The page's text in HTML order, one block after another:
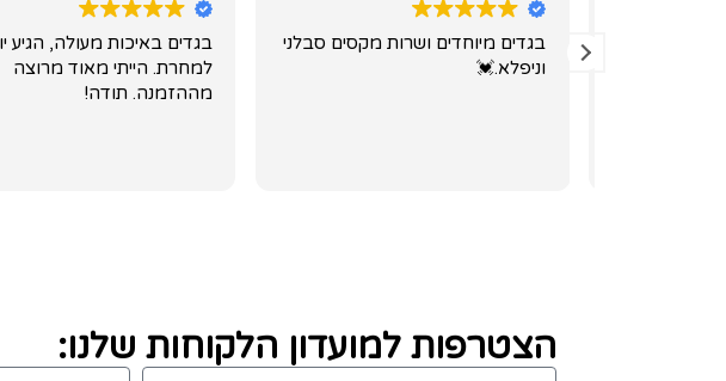
בגדים באיכות מעולה, הגיע יום
למחרת. הייתי מאוד מרוצה
מההזמנה. תודה!
בגדים מיוחדים ושרות מקסים סבלני
וניפלא.💓
הצטרפות למועדון הלקוחות שלנו: